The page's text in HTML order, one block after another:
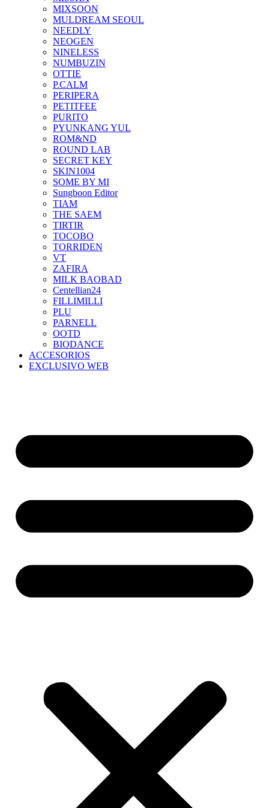
MIXSOON
MULDREAM SEOUL
NEEDLY
NEOGEN
NINELESS
NUMBUZIN
OTTIE
P.CALM
PERIPERA
PETITFEE
PURITO
PYUNKANG YUL
ROM&ND
ROUND LAB
SECRET KEY
SKIN1004
SOME BY MI
Sungboon Editor
TIAM
THE SAEM
TIRTIR
TOCOBO
TORRIDEN
VT
ZAFIRA
MILK BAOBAD
Centellian24
FILLIMILLI
PLU
PARNELL
OOTD
BIODANCE
ACCESORIOS
EXCLUSIVO WEB